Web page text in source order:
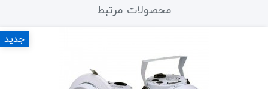
محصولات مرتبط
جدید